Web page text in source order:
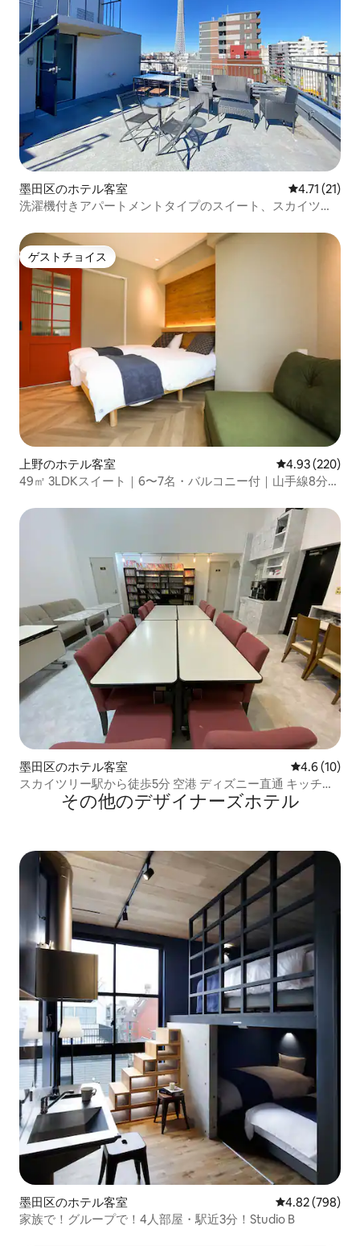
墨田区のホテル客室 レビュー21
4.71 (21)
洗濯機付きアパートメントタイプのスイート、スカイツリ
ミンホテル
ゲストチョイス
ゲストチョイス
上野のホテル客室 レビュー220
4.93 (220)
49㎡ 3LDKスイート｜6〜7名・バルコニー付｜山手線8分・
墨田区のホテル客室 レビュー10
4.6 (10)
スカイツリー駅から徒歩5分 空港 ディズニー直通 キッチン
洗濯機 Wi-Fi エレベーター アミンホテル
その他のデザイナーズホテル
墨田区のホテル客室 レビュー798
4.82 (798)
家族で！グループで！4人部屋・駅近3分！Studio B